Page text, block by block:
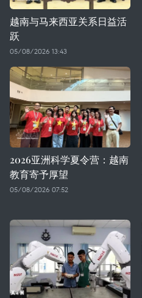
越南与马来西亚关系日益活
跃
05/08/2026 13:43
2026亚洲科学夏令营：越南
教育寄予厚望
05/08/2026 07:52